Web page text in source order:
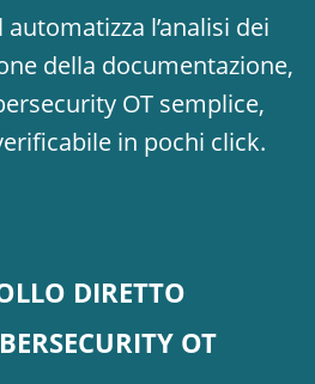
l’analisi dei
della documentazione,
OT semplice,
in pochi click.
DIRETTO
OT